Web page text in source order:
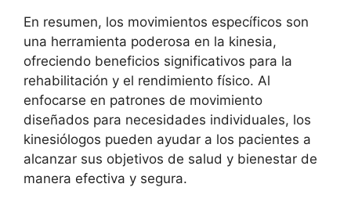
En resumen, los movimientos específicos son
una herramienta poderosa en la kinesia,
ofreciendo beneficios significativos para la
rehabilitación y el rendimiento físico. Al
enfocarse en patrones de movimiento
diseñados para necesidades individuales, los
kinesiólogos pueden ayudar a los pacientes a
alcanzar sus objetivos de salud y bienestar de
manera efectiva y segura.